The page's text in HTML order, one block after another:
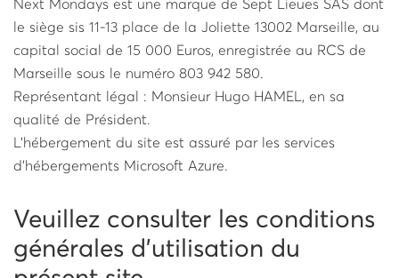
Next Mondays est une marque de Sept Lieues SAS dont
le siège sis 11-13 place de la Joliette 13002 Marseille, au
capital social de 15 000 Euros, enregistrée au RCS de
Marseille sous le numéro 803 942 580.
Représentant légal : Monsieur Hugo HAMEL, en sa
qualité de Président.
L’hébergement du site est assuré par les services
d'hébergements Microsoft Azure.
Veuillez consulter les conditions
générales d'utilisation du